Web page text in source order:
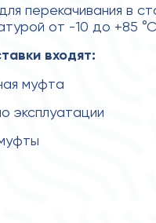
перекачивания в
от -10 до +85 °С
входят:
муфта
эксплуатации